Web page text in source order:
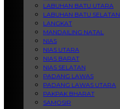
LABUHAN BATU UTARA
LABUHAN BATU SELATAN
LANGKAT
MANDAILING NATAL
NIAS
NIAS UTARA
NIAS BARAT
NIAS SELATAN
PADANG LAWAS
PADANG LAWAS UTARA
PAKPAK BHARAT
SAMOSIR